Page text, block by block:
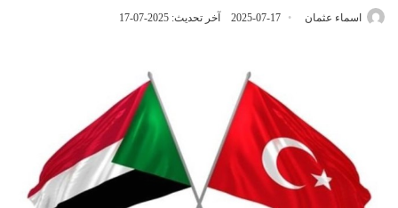
اسماء عثمان 2025-07-17 آخر تحديث: 2025-07-17